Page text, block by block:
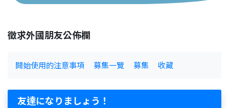
徵求外國朋友公佈欄
開始使用的注意事項 募集一覽 募集 收藏
友達になりましょう！